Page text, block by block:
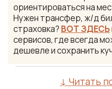
ориентироваться на
Нужен трансфер, ж/д
страховка? ВОТ ЗДЕСЬ
сервисов, где всегда
дешевле и сохранить
↓ Читать